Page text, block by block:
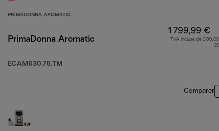
PRIMADONNA AROMATIC
PrimaDonna Aromatic
ECAM630.75.TM
1 799,99 €
TVA incluse de
Comparer